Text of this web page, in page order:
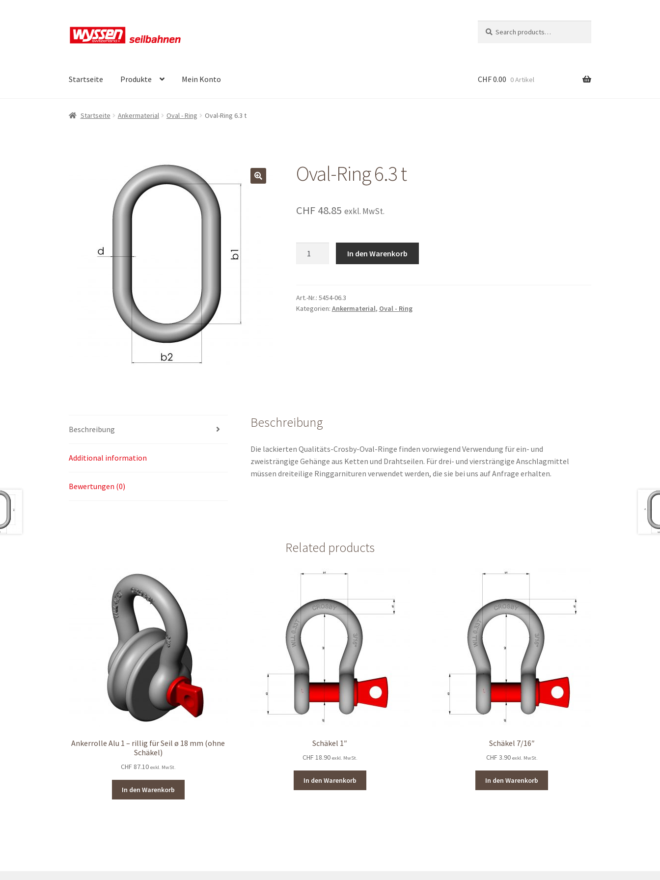
Zur
Navigation
Zum
Inhalt
nach:
Startseite Produkte Mein Konto
Start Kasse Kasse Mein Konto Mein Konto
CHF0.00 0 Artikel
Startseite Ankermaterial Oval - Ring Oval-Ring 6.3 t
Oval-Ring 6.3 t
CHF48.85 exkl. MwSt.
quantity
In den Warenkorb
Art.-Nr.: 5454-06.3
Kategorien: Ankermaterial, Oval - Ring
Beschreibung
Additional information
Bewertungen (0)
Beschreibung
Die lackierten Qualitäts-Crosby-Oval-Ringe finden vorwiegend Verwendung für ein- und
zweisträngige Gehänge aus Ketten und Drahtseilen. Für drei- und viersträngige Anschlagmittel
müssen dreiteilige Ringgarnituren verwendet werden, die sie bei uns auf Anfrage erhalten.
Related products
Ankerrolle Alu 1 – rillig für Seil ø 18 mm (ohne
Schäkel)
CHF 87.10 exkl. MwSt.
In den Warenkorb
Schäkel 1″
CHF 18.90 exkl. MwSt.
In den Warenkorb
Schäkel 7/16″
CHF 3.90 exkl. MwSt.
In den Warenkorb